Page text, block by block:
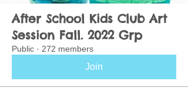
After School Kids Club Art
Session Fall. 2022 Grp
Public · 272 members
Join